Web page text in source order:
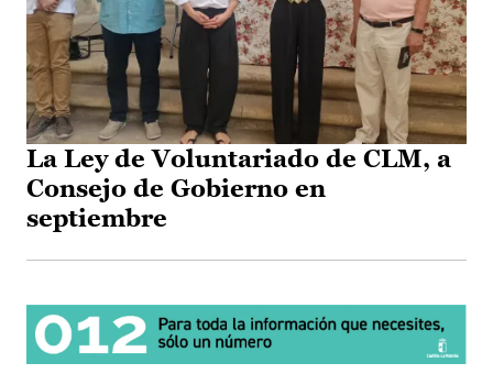
La Ley de Voluntariado de CLM, a
Consejo de Gobierno en
septiembre